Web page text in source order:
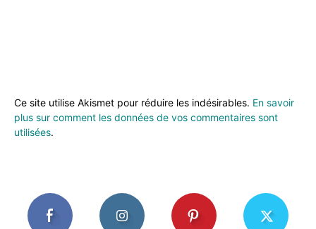
Ce site utilise Akismet pour réduire les indésirables. En savoir
plus sur comment les données de vos commentaires sont
utilisées.